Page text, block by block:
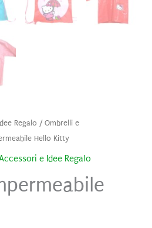
Regalo /Ombrelli e
Hello Kitty
e Idee Regalo